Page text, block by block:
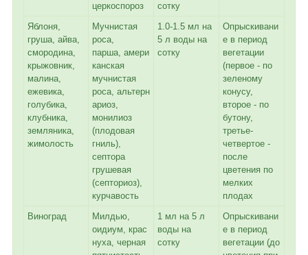
церкоспороз
сотку
Яблоня,
груша, айва,
смородина,
крыжовник,
малина,
ежевика,
голубика,
клубника,
земляника,
жимолость
Мучнистая
роса,
парша, амери
канская
мучнистая
роса, альтерн
ариоз,
монилиоз
(плодовая
гниль),
септора
грушевая
(септориоз),
курчавость
1.0-1.5 мл на
5 л воды на
сотку
Опрыскивани
е в период
вегетации
(первое - по
зеленому
конусу,
второе - по
бутону,
третье-
четвертое -
после
цветения по
мелких
плодах
Виноград
Милдью,
оидиум, крас
нуха, черная
1 мл на 5 л
воды на
сотку
Опрыскивани
е в период
вегетации (до